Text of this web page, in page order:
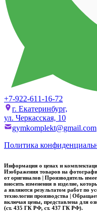
+7-922-611-16-72
г. Екатеринбург,
ул. Черкасская, 10
gymkomplekt@gmail.com
Политика
Информация о ценах и
Изображения товаров на
от оригиналов | Производитель
вносить изменения в изделие,
а являются результатом работ по
технологии производства |
включая цены, представлена для
(ст. 435 ГК РФ, ст. 437 ГК РФ).